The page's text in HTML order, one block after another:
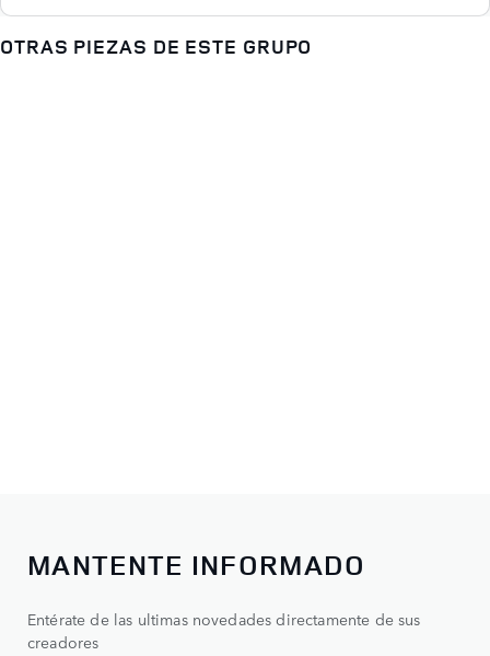
OTRAS PIEZAS DE ESTE GRUPO
MANTENTE INFORMADO
Entérate de las ultimas novedades directamente de sus
creadores